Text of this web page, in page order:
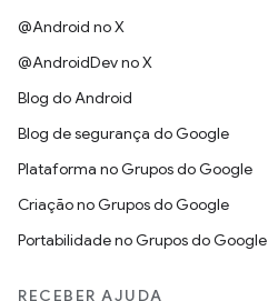
@Android no X
@AndroidDev no X
Blog do Android
Blog de segurança do Google
Plataforma no Grupos do Google
Criação no Grupos do Google
Portabilidade no Grupos do Google
RECEBER AJUDA